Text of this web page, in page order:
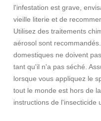
l'infestation est grave,
vieille literie et de
Utilisez des traitements
aérosol sont
domestiques ne doivent
tant qu'il n'a pas séché.
lorsque vous appliquez le
tout le monde est hors de
instructions de l'insecticide